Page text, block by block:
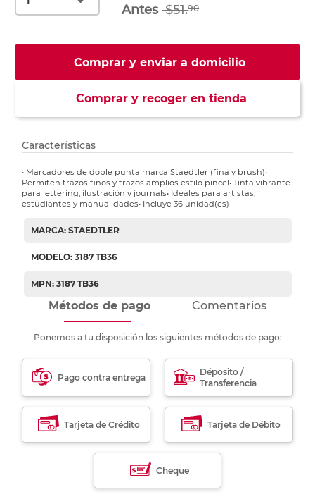
$51.90
Comprar y enviar a domicilio
Comprar y recoger en tienda
Características
• Marcadores de doble punta marca Staedtler (fina y brush)•
Permiten trazos finos y trazos amplios estilo pincel• Tinta vibrante
para lettering, ilustración y journals• Ideales para artistas,
estudiantes y manualidades• Incluye 36 unidad(es)
MARCA: STAEDTLER
MODELO: 3187 TB36
MPN: 3187 TB36
Métodos de pago Comentarios
Ponemos a tu disposición los siguientes métodos de pago:
Pago contra entrega
Déposito /
Transferencia
Tarjeta de Crédito Tarjeta de Débito
Cheque